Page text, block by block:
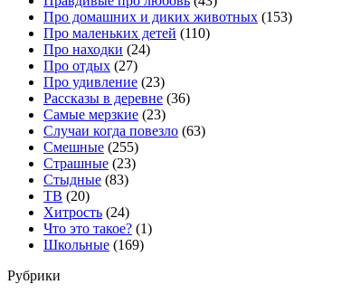
Про домашних и диких животных (153)
Про маленьких детей (110)
Про находки (24)
Про отдых (27)
Про удивление (23)
Рассказы в деревне (36)
Самые мерзкие (23)
Случаи когда повезло (63)
Смешные (255)
Страшные (23)
Стыдные (83)
ТВ (20)
Хитрость (24)
Что это такое? (1)
Школьные (169)
Рубрики